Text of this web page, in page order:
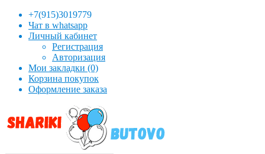
+7(915)3019779
Чат в whatsapp
Личный кабинет
Регистрация
Авторизация
Мои закладки (0)
Корзина покупок
Оформление заказа